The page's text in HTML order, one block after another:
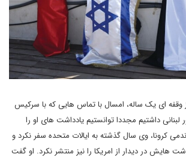
وقفه ای یک ساله، امسال با تماس هایی که با سرکیس
لبنانی داشتیم مجددا توانستیم یادداشت های او را
کرونا، وی سال گذشته به ایالات متحده سفر نکرد و
هایش در دیدار از امریکا را نیز منتشر نکرد. او گفت